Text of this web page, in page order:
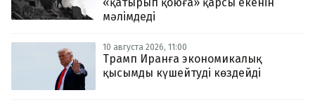
мәлімдеді
10 августа 2026, 11:00
Трамп Иранға экономикалық
қысымды күшейтуді көздейді